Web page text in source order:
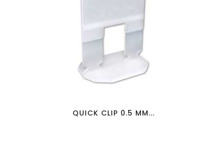
favorite_border visibility
QUICK CLIP 0.5 MM...